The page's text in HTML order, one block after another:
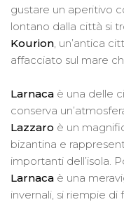
gustare un aperitivo
lontano dalla città si
Kourion , un’antica
affacciato sul mare
Larnaca è una delle
conserva
Lazzaro è un
bizantina e
importanti dell’isola.
Larnaca è una
invernali, si riempie